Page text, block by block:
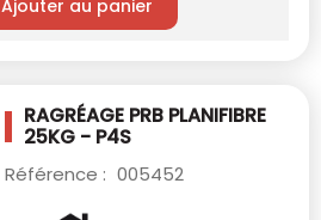
Ajouter au panier
RAGRÉAGE PRB PLANIFIBRE
25KG - P4S
Référence : 005452